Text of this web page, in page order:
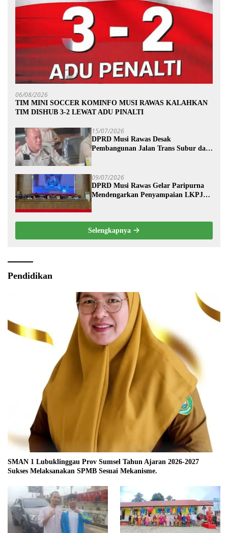
06/08/2026
TIM MINI SOCCER KOMINFO MUSI RAWAS KALAHKAN
TIM DISHUB 3-2 LEWAT ADU PINALTI
15/07/2026
DPRD Musi Rawas Desak
Pembangunan Jalan Trans Subur dan
09/07/2026
DPRD Musi Rawas Gelar Paripurna
Mendengarkan Penyampaian LKPJ
Selengkapnya
Pendidikan
SMAN 1 Lubuklinggau Prov Sumsel Tahun Ajaran 2026-2027
Sukses Melaksanakan SPMB Sesuai Mekanisme.